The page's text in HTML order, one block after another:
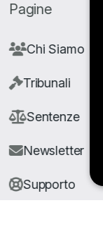
Pagine
Chi Siamo
Tribunali
Sentenze
Newsletter
Supporto